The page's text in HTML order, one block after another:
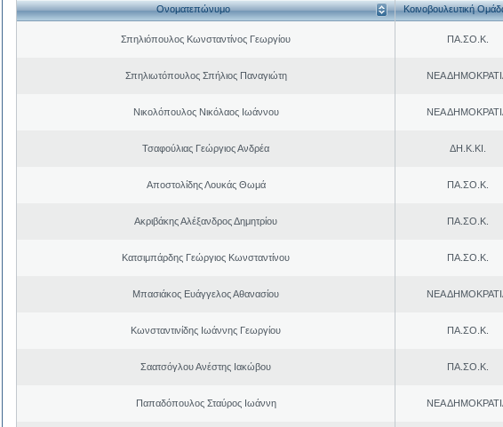
Ονοματεπώνυμο Κοινοβουλευτική
Σπηλιόπουλος Κωνσταντίνος Γεωργίου ΠΑ.ΣΟ.Κ.
Σπηλιωτόπουλος Σπήλιος Παναγιώτη ΝΕΑ
Νικολόπουλος Νικόλαος Ιωάννου ΝΕΑ
Τσαφούλιας Γεώργιος Ανδρέα ΔΗ.Κ.ΚΙ.
Αποστολίδης Λουκάς Θωμά ΠΑ.ΣΟ.Κ.
Ακριβάκης Αλέξανδρος Δημητρίου ΠΑ.ΣΟ.Κ.
Κατσιμπάρδης Γεώργιος Κωνσταντίνου ΠΑ.ΣΟ.Κ.
Μπασιάκος Ευάγγελος Αθανασίου ΝΕΑ
Κωνσταντινίδης Ιωάννης Γεωργίου ΠΑ.ΣΟ.Κ.
Σαατσόγλου Ανέστης Ιακώβου ΠΑ.ΣΟ.Κ.
Παπαδόπουλος Σταύρος Ιωάννη ΝΕΑ